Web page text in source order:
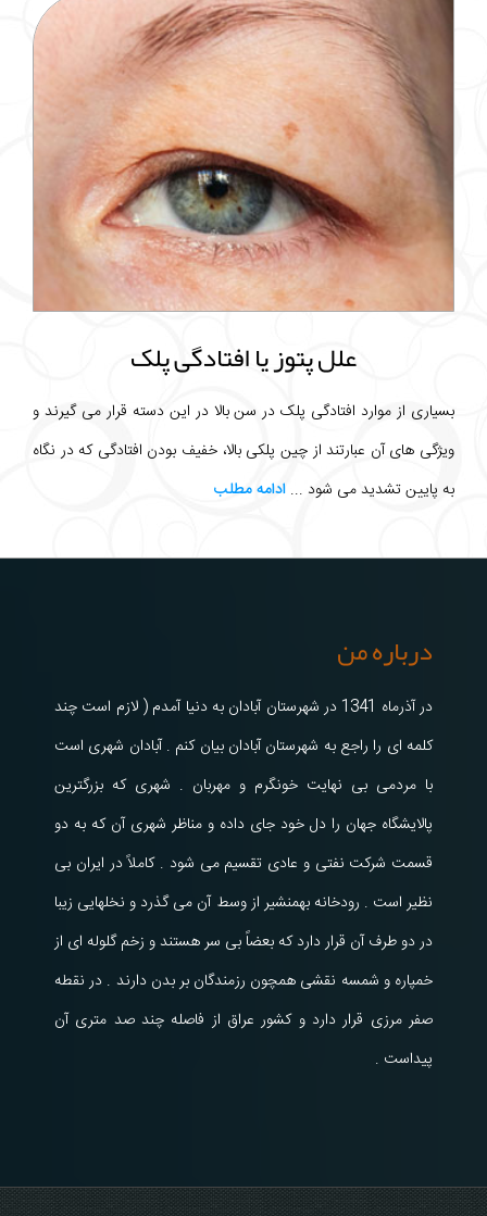
علل پتوز یا افتادگی پلک
بسیاری از موارد افتادگی پلک در سن بالا در این دسته قرار می گیرند و
ویژگی های آن عبارتند از چین پلکی بالا، خفیف بودن افتادگی که در نگاه
به پایین تشدید می شود ... ادامه مطلب
درباره من
در آذرماه 1341 در شهرستان آبادان به دنیا آمدم ( لازم است چند
کلمه ای را راجع به شهرستان آبادان بیان کنم . آبادان شهری است
با مردمی بی نهایت خونگرم و مهربان . شهری که بزرگترین
پالایشگاه جهان را دل خود جای داده و مناظر شهری آن که به دو
قسمت شرکت نفتی و عادی تقسیم می شود . کاملاً در ایران بی
نظیر است . رودخانه بهمنشیر از وسط آن می گذرد و نخلهایی زیبا
در دو طرف آن قرار دارد که بعضاً بی سر هستند و زخم گلوله ای از
خمپاره و شمسه نقشی همچون رزمندگان بر بدن دارند . در نقطه
صفر مرزی قرار دارد و کشور عراق از فاصله چند صد متری آن
پیداست .